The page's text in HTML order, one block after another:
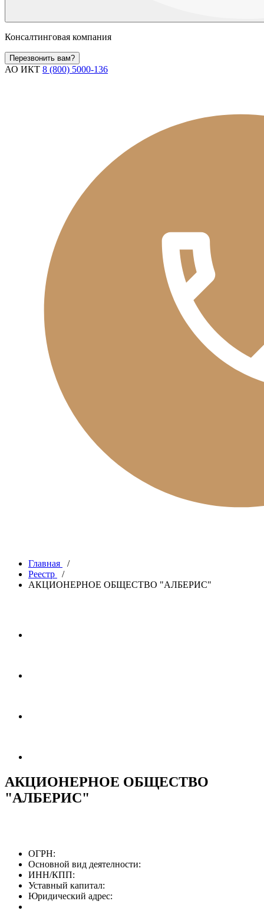
Консалтинговая компания
Перезвонить вам?
АО ИКТ 8 (800) 5000-136
Главная
/
Реестр
/
АКЦИОНЕРНОЕ ОБЩЕСТВО "АЛБЕРИС"
АКЦИОНЕРНОЕ ОБЩЕСТВО
"АЛБЕРИС"
ОГРН:
Основной вид деятелности:
ИНН/КПП:
Уставный капитал:
Юридический адрес: